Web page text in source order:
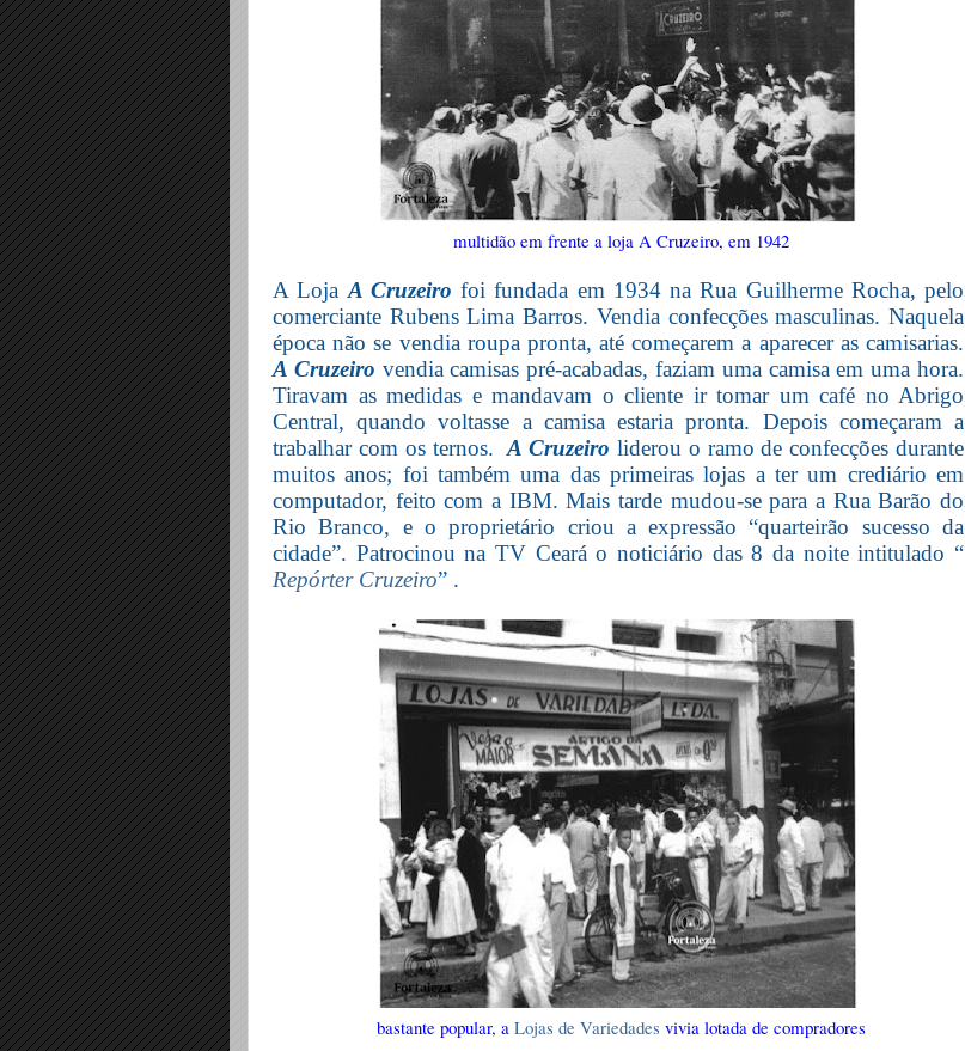
multidão em frente a loja A Cruzeiro, em 1942
A LojaA Cruzeiro foi fundada em 1934 na Rua Guilherme Rocha, pelo
comerciante Rubens Lima Barros. Vendia confecções masculinas. Naquela
época não se vendia roupa pronta, até começarem a aparecer as camisarias.
A Cruzeiro vendia camisas pré-acabadas, faziam uma camisa em uma hora.
Tiravam as medidas e mandavam o cliente ir tomar um café no Abrigo
Central, quando voltasse a camisa estaria pronta. Depois começaram a
trabalhar com os ternos. A Cruzeiro liderou o ramo de confecções durante
muitos anos; foi também uma das primeiras lojas a ter um crediário em
computador, feito com a IBM. Mais tarde mudou-se para a Rua Barão do
Rio Branco, e o proprietário criou a expressão “quarteirão sucesso da
cidade”. Patrocinou na TV Ceará o noticiário das 8 da noite intitulado “
Repórter Cruzeiro” .
bastante popular, a Lojas de Variedades vivia lotada de compradores